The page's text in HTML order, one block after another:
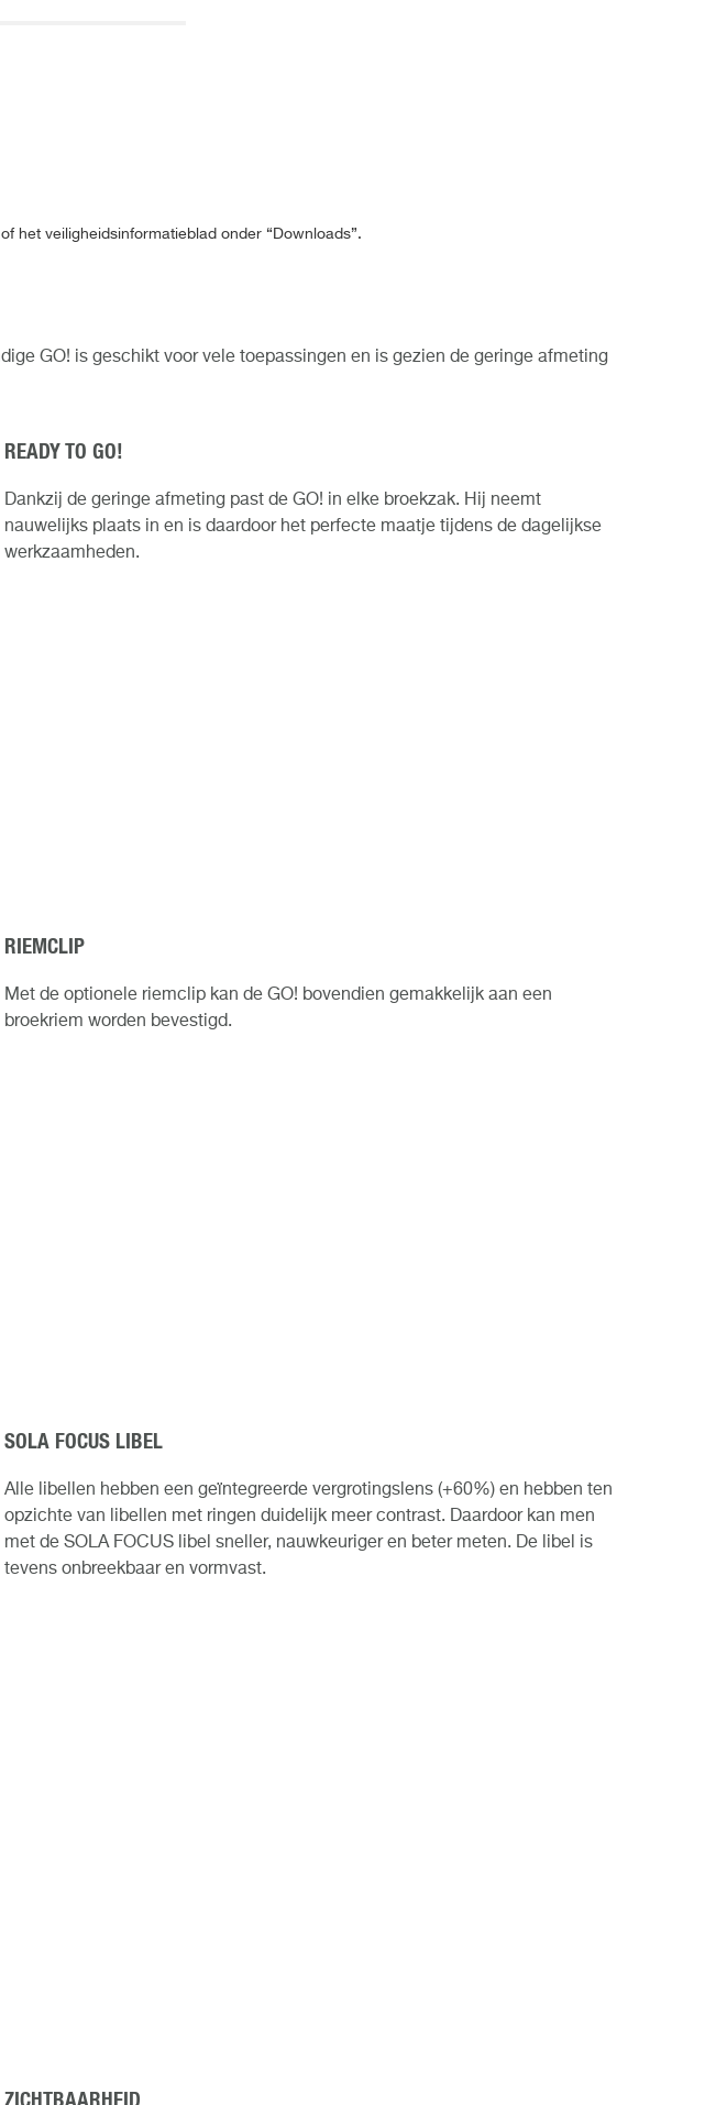
het veiligheidsinformatieblad onder “Downloads”.
GO! is geschikt voor vele toepassingen en is gezien de geringe afmeting
READY TO GO!
Dankzij de geringe afmeting past de GO! in elke broekzak. Hij neemt
nauwelijks plaats in en is daardoor het perfecte maatje tijdens de dagelijkse
werkzaamheden.
RIEMCLIP
Met de optionele riemclip kan de GO! bovendien gemakkelijk aan een
broekriem worden bevestigd.
SOLA FOCUS LIBEL
Alle libellen hebben een geïntegreerde vergrotingslens (+60%) en hebben ten
opzichte van libellen met ringen duidelijk meer contrast. Daardoor kan men
met de SOLA FOCUS libel sneller, nauwkeuriger en beter meten. De libel is
tevens onbreekbaar en vormvast.